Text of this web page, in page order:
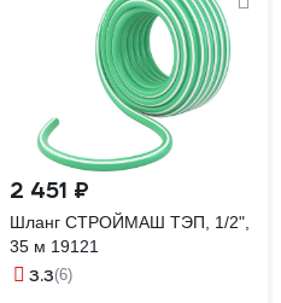
2 451 ₽
Шланг СТРОЙМАШ ТЭП, 1/2",
35 м 19121
3.3(6)